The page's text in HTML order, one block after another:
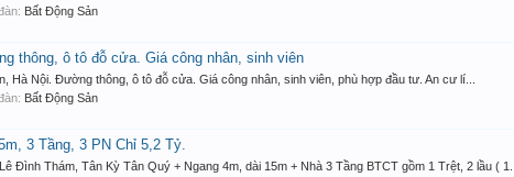
Bất Động Sản
thông, ô tô đỗ cửa. Giá công nhân, sinh viên
Hà Nội. Đường thông, ô tô đỗ cửa. Giá công nhân, sinh viên, phù hợp đầu tư. An cư lí...
Bất Động Sản
3 Tầng, 3 PN Chỉ 5,2 Tỷ.
Đình Thám, Tân Kỳ Tân Quý + Ngang 4m, dài 15m + Nhà 3 Tầng BTCT gồm 1 Trệt, 2 lầu ( 1...